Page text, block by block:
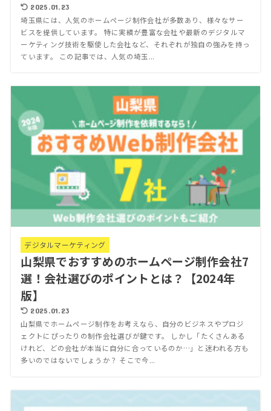
2025.01.23
埼玉県には、人気のホームページ制作会社が多数あり、様々なサー
ビスを提供しています。 特に実績が豊富な会社や最新のデジタルマ
ーケティング技術を駆使した会社など、それぞれが独自の強みを持っ
ています。 この記事では、人気の埼玉...
デジタルマーケティング
山梨県でおすすめのホームページ制作会社7
選！会社選びのポイントとは？【2024年
版】
2025.01.23
山梨県でホームページ制作をお考えなら、自分のビジネスやプロジ
ェクトにぴったりの制作会社選びが鍵です。 しかし「たくさんある
けれど、どの会社が本当に自分に合っているのか…」と迷われる方も
多いのではないでしょうか？ そこで今...